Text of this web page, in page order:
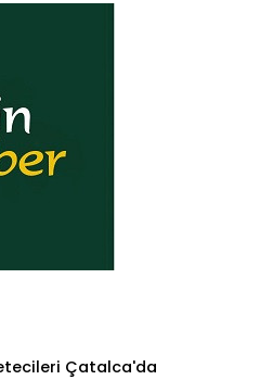
Çatalca'da